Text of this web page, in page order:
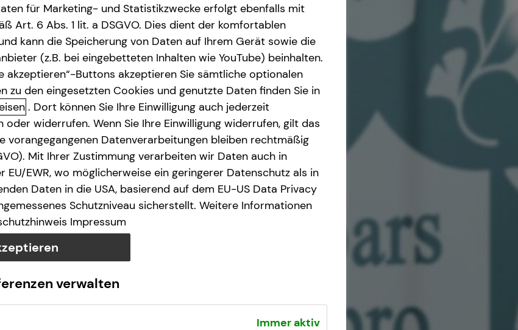
für Marketing- und Statistikzwecke erfolgt ebenfalls mit
Art. 6 Abs. 1 lit. a DSGVO. Dies dient der komfortablen
kann die Speicherung von Daten auf Ihrem Gerät sowie die
(z.B. bei eingebetteten Inhalten wie YouTube) beinhalten.
akzeptieren“-Buttons akzeptieren Sie sämtliche optionalen
zu den eingesetzten Cookies und genutzte Daten finden Sie in
. Dort können Sie Ihre Einwilligung auch jederzeit
oder widerrufen. Wenn Sie Ihre Einwilligung widerrufen, gilt das
vorangegangenen Datenverarbeitungen bleiben rechtmäßig
Mit Ihrer Zustimmung verarbeiten wir Daten auch in
EU/EWR, wo möglicherweise ein geringerer Datenschutz als in
Daten in die USA, basierend auf dem EU-US Data Privacy
Schutzniveau sicherstellt. Weitere Informationen
Impressum
verwalten
Immer aktiv